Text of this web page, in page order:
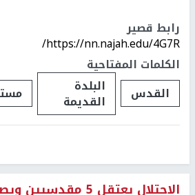
رابط قصير
https://nn.najah.edu/4G7R/
الكلمات المفتاحية
القدس
البلدة
القديمة
الاحتلال يعتقل 5